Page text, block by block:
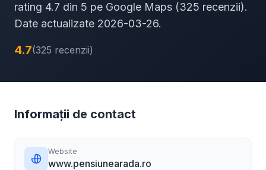
rating 4.7 din 5 pe Google Maps (325 recenzii).
Date actualizate 2026-03-26.
4.7(325 recenzii)
Informații de contact
Website
www.pensiunearada.ro